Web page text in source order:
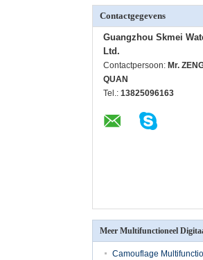
Contactgegevens
Guangzhou Skmei
Ltd.
Contactpersoon: Mr.
QUAN
Tel.: 13825096163
Meer Multifunctioneel
Camouflage